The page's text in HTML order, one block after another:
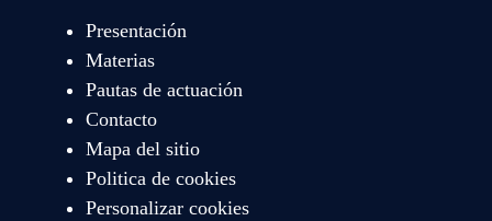
Presentación
Materias
Pautas de actuación
Contacto
Mapa del sitio
Politica de cookies
Personalizar cookies